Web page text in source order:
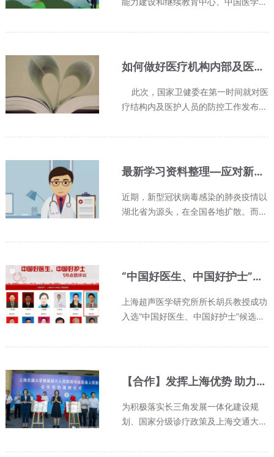
声医学研究所等5家单位承办的“NCP床
020年2月16日下午13点【明天】以...如何做好医疗机构内部及医护人员防控工作？我们一起来学习
此次，国家卫健委在第一时间就对医
疗结构内及医护人员的防控工作发布了
人员深知个人防护的完善是对自己也是
疗机构内新型...
最新学习资料整理—应对新型冠状病毒感染的肺炎疫情防控
近期，新型冠状病毒感染的肺炎疫情以
湖北省为源头，在全国各地扩散。而当
呢？唯有了解它，认识它，才能战胜
学习一、《国家卫健委发布的新型冠
状...
“中国好医生、中国好护士”评议中，请为上海超声医学研究所胡兵所长点赞
上海超声医学研究所所长胡兵教授成功
入选“中国好医生、中国好护士”候选
号胡兵教授打call吧！胡兵，主任医
师，国务院特殊津贴获得者，全国卫
生...
【合作】发挥上海优势 助力县域超声医学发展——上海超声医学研究所/科技部数字诊疗重点专项-仙居县人民医院签约仪式举行
为积极落实长三角发展一体化建设规
划、国家分级诊疗政策及上海交通大学
所-台州卫生健康委合作协议，衔接国